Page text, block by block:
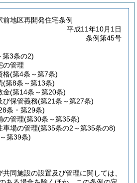
前地区再開発住宅条例
平成11年10月1日
条例第45号
第3条の2)
の管理
格(第4条～第7条)
(第8条～第13条)
金(第14条～第20条)
び保管義務(第21条～第27条)
条・第29条)
の管理(第30条～第35条)
車場の管理(第35条の2～第35条の8)
第39条)
同施設の設置及び管理に関しては、